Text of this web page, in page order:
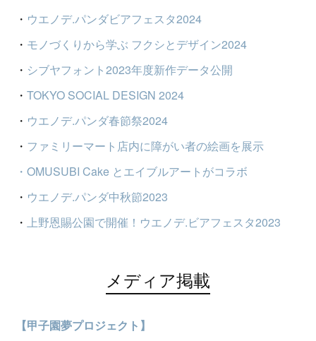
・ ウエノデ.パンダビアフェスタ2024
・ モノづくりから学ぶ フクシとデザイン2024
・ シブヤフォント2023年度新作データ公開
・TOKYO SOCIAL DESIGN 2024
・ ウエノデ.パンダ春節祭2024
・ ファミリーマート店内に障がい者の絵画を展示
・OMUSUBI Cake とエイブルアートがコラボ
・ ウエノデ.パンダ中秋節2023
・上野恩賜公園で開催！ウエノデ.ビアフェスタ2023
メディア掲載
【甲子園夢プロジェクト】